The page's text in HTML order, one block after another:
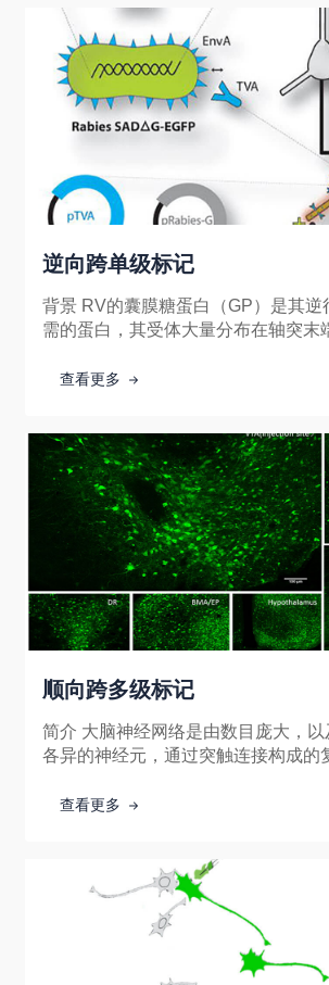
逆向跨单级标记
背景 RV的囊膜糖蛋白（GP）是其逆
需的蛋白，其受体大量分布在轴突末
的RV（RV-G）会丧失跨突触能力，
查看更多
顺向跨多级标记
简介 大脑神经网络是由数目庞大，
各异的神经元，通过突触连接构成的
提示大脑神经网络的结构是理解大脑
查看更多